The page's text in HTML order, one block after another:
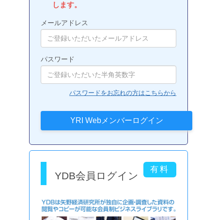
します。
メールアドレス
パスワード
パスワードをお忘れの方はこちらから
YDB会員ログイン